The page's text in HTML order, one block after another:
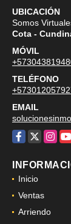
UBICACIÓN
Somos
Cota -
MÓVIL
TELÉFONO
EMAIL
Facebook
X
Inicio
Ventas
Arriendo